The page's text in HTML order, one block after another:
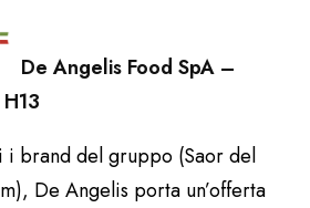
De Angelis Food SpA –
i brand del gruppo (Saor del
De Angelis porta un’offerta